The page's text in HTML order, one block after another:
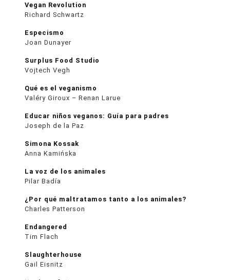
Vegan Revolution
Richard Schwartz
Especismo
Joan Dunayer
Surplus Food Studio
Vojtech Vegh
Qué es el veganismo
Valéry Giroux – Renan Larue
Educar niños veganos: Guía para padres
Joseph de la Paz
Simona Kossak
Anna Kamińska
La voz de los animales
Pilar Badía
¿Por qué maltratamos tanto a los animales?
Charles Patterson
Endangered
Tim Flach
Slaughterhouse
Gail Eisnitz